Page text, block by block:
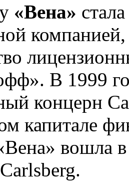
«Вена»
компанией,
В 1999
концерн
капитале
вошла